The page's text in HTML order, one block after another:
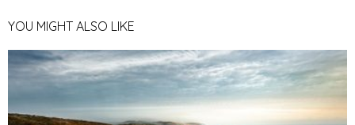
YOU MIGHT ALSO LIKE